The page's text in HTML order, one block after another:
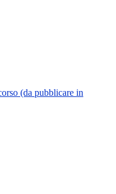
(da pubblicare in